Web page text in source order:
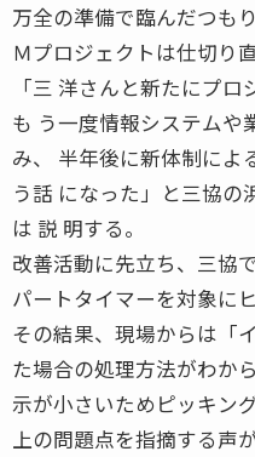
万全の準備で臨んだつも
Ｍプロジェクトは仕切り
「三 洋さんと新たにプロ
も う一度情報システムや
み、 半年後に新体制によ
う話 になった」と三協の
は 説 明する。
改善活動に先立ち、三協
パートタイマーを対象に
その結果、現場からは「
た場合の処理方法がわか
示が小さいためピッキン
上の問題点を指摘する声